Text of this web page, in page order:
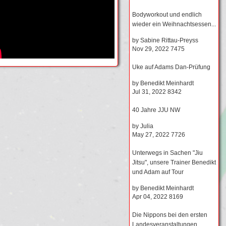
Bodyworkout und endlich
wieder ein Weihnachtsessen...
by Sabine Rittau-Preyss
Nov 29, 2022 7475
Uke auf Adams Dan-Prüfung
by Benedikt Meinhardt
Jul 31, 2022 8342
40 Jahre JJU NW
by Julia
May 27, 2022 7726
Unterwegs in Sachen "Jiu
Jitsu", unsere Trainer Benedikt
und Adam auf Tour
by Benedikt Meinhardt
Apr 04, 2022 8169
Die Nippons bei den ersten
Landesveranstaltungen